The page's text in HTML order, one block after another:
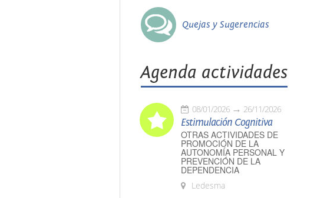
Quejas y Sugerencias
Agenda actividades
08/01/2026 26/11/2026
Estimulación Cognitiva
OTRAS ACTIVIDADES DE
PROMOCIÓN DE LA
AUTONOMÍA PERSONAL Y
PREVENCIÓN DE LA
DEPENDENCIA
Ledesma